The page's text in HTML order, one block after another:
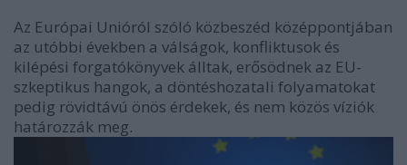
Az Európai Unióról szóló közbeszéd középpontjában
az utóbbi években a válságok, konfliktusok és
kilépési forgatókönyvek álltak, erősödnek az EU-
szkeptikus hangok, a döntéshozatali folyamatokat
pedig rövidtávú önös érdekek, és nem közös víziók
határozzák meg.